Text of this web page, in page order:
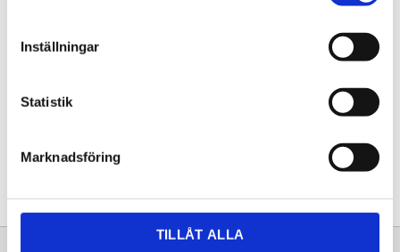
Inställningar
Statistik
Marknadsföring
TILLÅT ALLA
Lagervara
Artikelnr
20261416